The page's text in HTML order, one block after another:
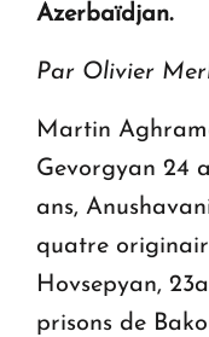
Le premier hôtel
Azerbaïdjan.
Par Olivier
Martin
Gevorgyan 24
ans,
quatre
Hovsepyan,
prisons de